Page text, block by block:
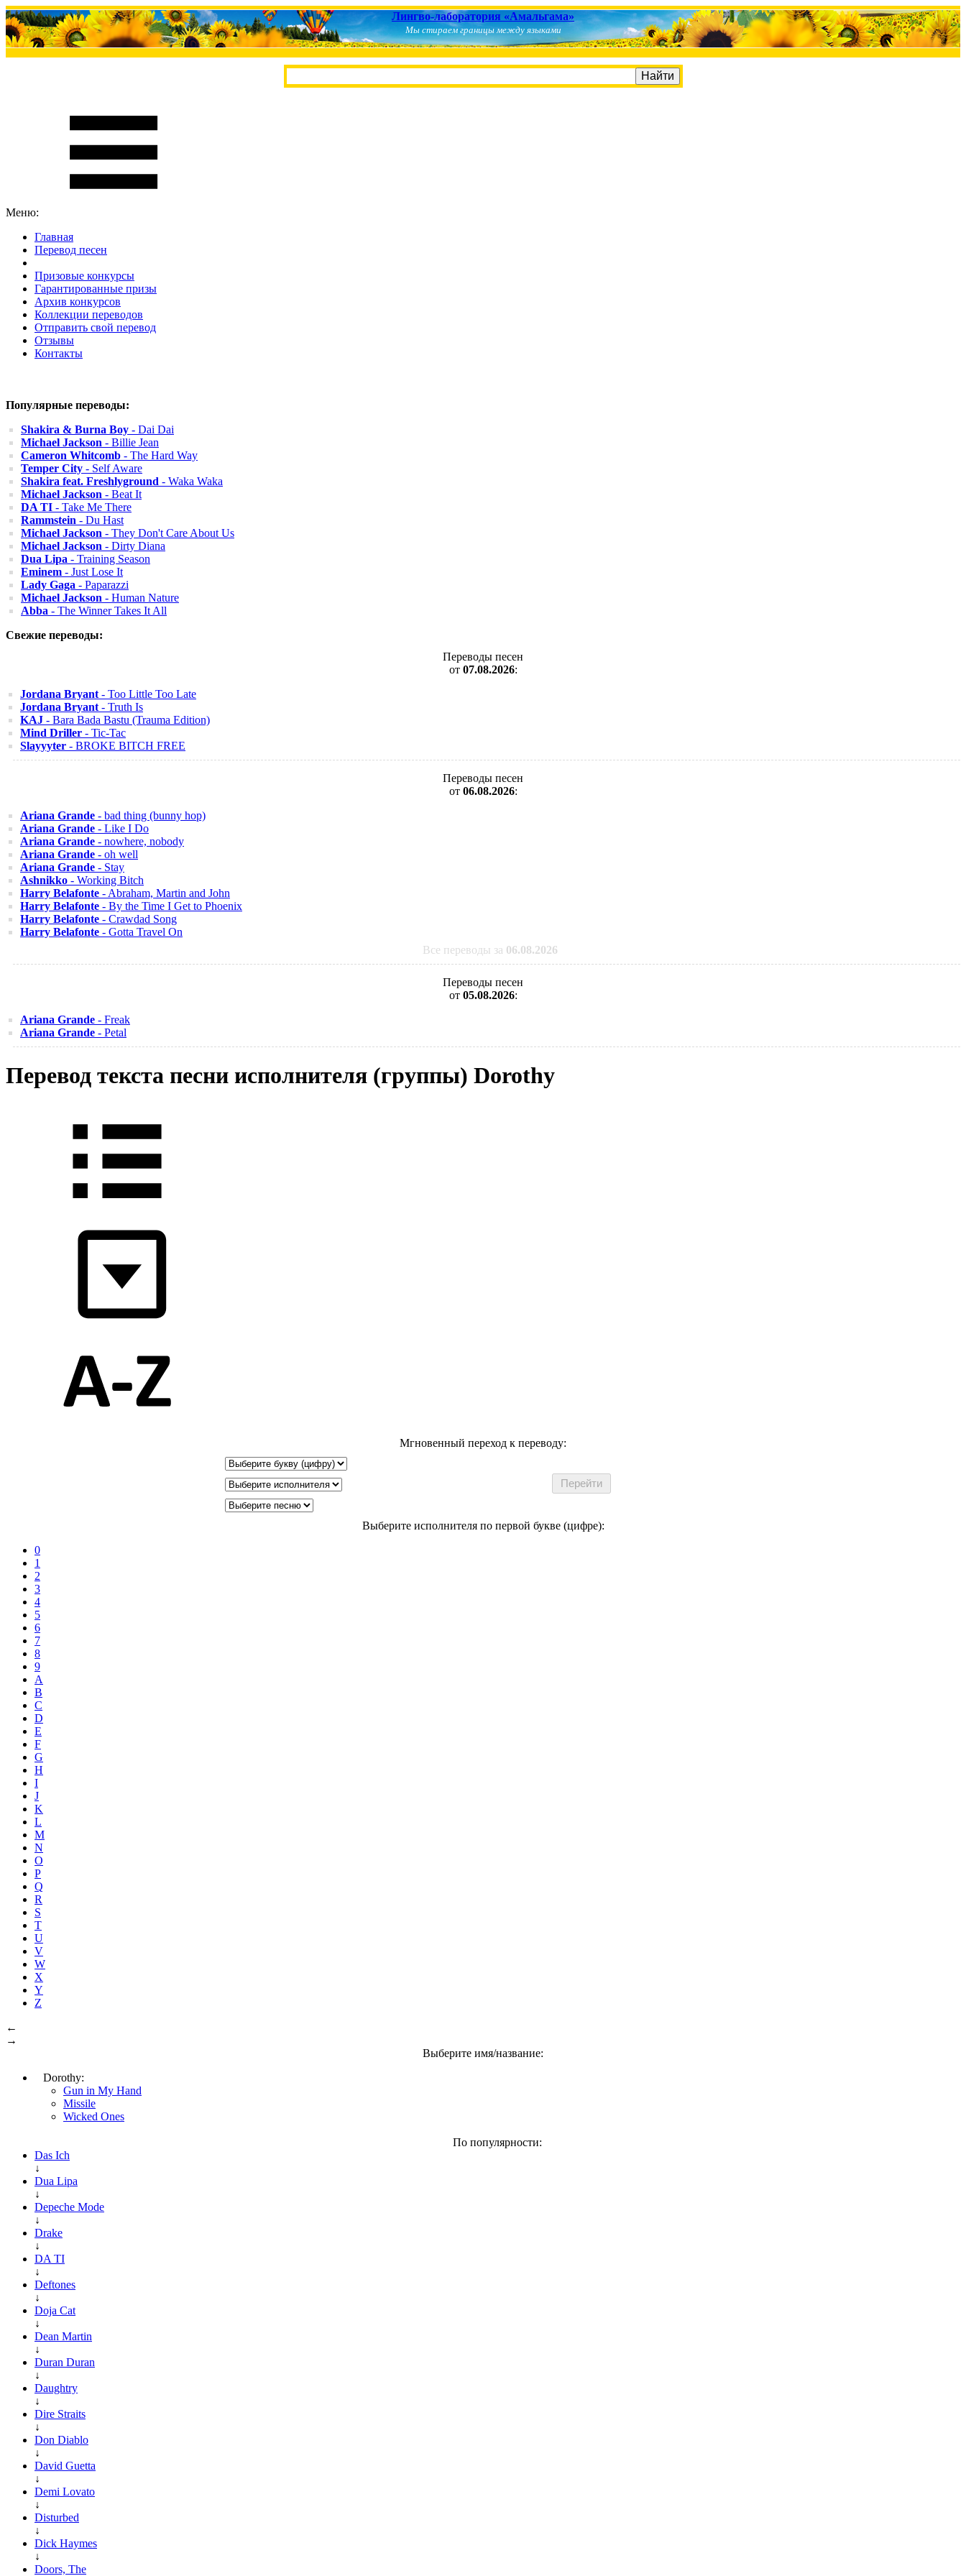
Лингво-лаборатория «Амальгама»
Мы стираем границы между языками
Меню:
Главная
Перевод песен
Призовые конкурсы
Гарантированные призы
Архив конкурсов
Коллекции переводов
Отправить свой перевод
Отзывы
Контакты
Популярные переводы:
Shakira & Burna Boy - Dai Dai
Michael Jackson - Billie Jean
Cameron Whitcomb - The Hard Way
Temper City - Self Aware
Shakira feat. Freshlyground - Waka Waka
Michael Jackson - Beat It
DA TI - Take Me There
Rammstein - Du Hast
Michael Jackson - They Don't Care About Us
Michael Jackson - Dirty Diana
Dua Lipa - Training Season
Eminem - Just Lose It
Lady Gaga - Paparazzi
Michael Jackson - Human Nature
Abba - The Winner Takes It All
Свежие переводы:
Переводы песен
от 07.08.2026:
Jordana Bryant - Too Little Too Late
Jordana Bryant - Truth Is
KAJ - Bara Bada Bastu (Trauma Edition)
Mind Driller - Tic-Tac
Slayyyter - BROKE BITCH FREE
Переводы песен
от 06.08.2026:
Ariana Grande - bad thing (bunny hop)
Ariana Grande - Like I Do
Ariana Grande - nowhere, nobody
Ariana Grande - oh well
Ariana Grande - Stay
Ashnikko - Working Bitch
Harry Belafonte - Abraham, Martin and John
Harry Belafonte - By the Time I Get to Phoenix
Harry Belafonte - Crawdad Song
Harry Belafonte - Gotta Travel On
Все переводы за 06.08.2026
Переводы песен
от 05.08.2026:
Ariana Grande - Freak
Ariana Grande - Petal
Перевод текста песни исполнителя (группы) Dorothy
Мгновенный переход к переводу:
Выберите исполнителя по первой букве (цифре):
0
1
2
3
4
5
6
7
8
9
A
B
C
D
E
F
G
H
I
J
K
L
M
N
O
P
Q
R
S
T
U
V
W
X
Y
Z
←
→
Выберите имя/название:
Dorothy:
Gun in My Hand
Missile
Wicked Ones
По популярности:
Das Ich
↓
Dua Lipa
↓
Depeche Mode
↓
Drake
↓
DA TI
↓
Deftones
↓
Doja Cat
↓
Dean Martin
↓
Duran Duran
↓
Daughtry
↓
Dire Straits
↓
Don Diablo
↓
David Guetta
↓
Demi Lovato
↓
Disturbed
↓
Dick Haymes
↓
Doors, The